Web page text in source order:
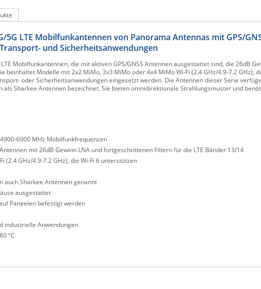
5G LTE Mobilfunkantennen von Panorama Antennas mit GPS/
und Sicherheitsanwendungen
Mobilfunkantennen, die mit aktiven GPS/GNSS Antennen ausgestattet sind, die 26dB
beinhaltet Modelle mit 2x2 MiMo, 3x3 MiMo oder 4x4 MiMo Wi-Fi (2.4 GHz/4.9-7.2 GHz),
oder Sicherheitsanwendungen eingesetzt werden. Die Antennen dieser Serie
Sharkee Antennen bezeichnet. Sie bieten omnidirektionale Strahlungsmuster und
6000 MHz Mobilfunkfrequenzen
mit 26dB Gewinn LNA und fortgeschrittenen Filtern für die LTE Bänder 13/14
(2.4 GHz/4.9-7.2 GHz), die Wi-Fi 6 unterstützen
auch Sharkee Antennen genannt
ausgestattet
Paneelen befestigt werden
industrielle Anwendungen
°C